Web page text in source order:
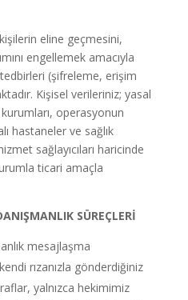
eline geçmesini,
engellemek amacıyla
(şifreleme, erişim
Kişisel verileriniz; yasal
operasyonun
hastaneler ve sağlık
sağlayıcıları haricinde
ticari amaçla
SÜREÇLERİ
mesajlaşma
rızanızla gönderdiğiniz
yalnızca hekimimiz